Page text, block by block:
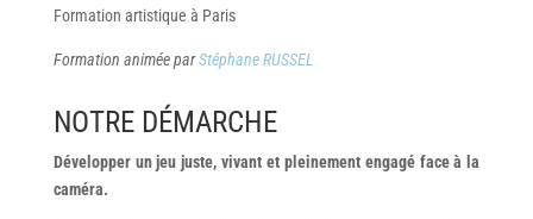
Formation artistique à Paris
Formation animée parStéphane RUSSEL
NOTRE DÉMARCHE
Développer un jeu juste, vivant et pleinement engagé face à la
caméra.